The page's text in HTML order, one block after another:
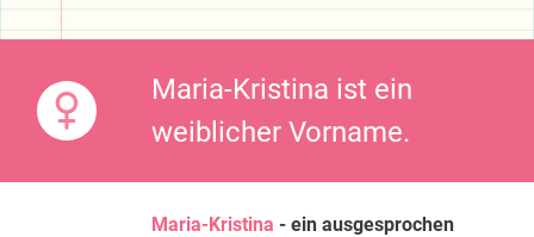
Maria-Kristina ist ein
weiblicher Vorname.
Maria-Kristina - ein ausgesprochen